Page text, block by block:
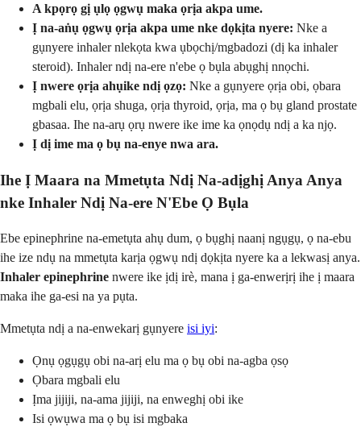
A kpọrọ gị ụlọ ọgwụ maka ọrịa akpa ume.
Ị na-aṅụ ọgwụ ọrịa akpa ume nke dọkịta nyere: Nke a
gụnyere inhaler nlekọta kwa ụbọchị/mgbadozi (dị ka inhaler
steroid). Inhaler ndị na-ere n'ebe ọ bụla abụghị nnọchi.
Ị nwere ọrịa ahụike ndị ọzọ: Nke a gụnyere ọrịa obi, ọbara
mgbali elu, ọrịa shuga, ọrịa thyroid, ọrịa, ma ọ bụ gland prostate
gbasaa. Ihe na-arụ ọrụ nwere ike ime ka ọnọdụ ndị a ka njọ.
Ị dị ime ma ọ bụ na-enye nwa ara.
Ihe Ị Maara na Mmetụta Ndị Na-adịghị Anya Anya
nke Inhaler Ndị Na-ere N'Ebe Ọ Bụla
Ebe epinephrine na-emetụta ahụ dum, ọ bụghị naanị ngụgụ, ọ na-ebu
ihe ize ndụ na mmetụta karịa ọgwụ ndị dọkịta nyere ka a lekwasị anya.
Inhaler epinephrine nwere ike ịdị irè, mana ị ga-enwerịrị ihe ị maara
maka ihe ga-esi na ya pụta.
Mmetụta ndị a na-enwekarị gụnyere isi iyi:
Ọnụ ọgụgụ obi na-arị elu ma ọ bụ obi na-agba ọsọ
Ọbara mgbali elu
Ịma jijiji, na-ama jijiji, na enweghị obi ike
Isi ọwụwa ma ọ bụ isi mgbaka